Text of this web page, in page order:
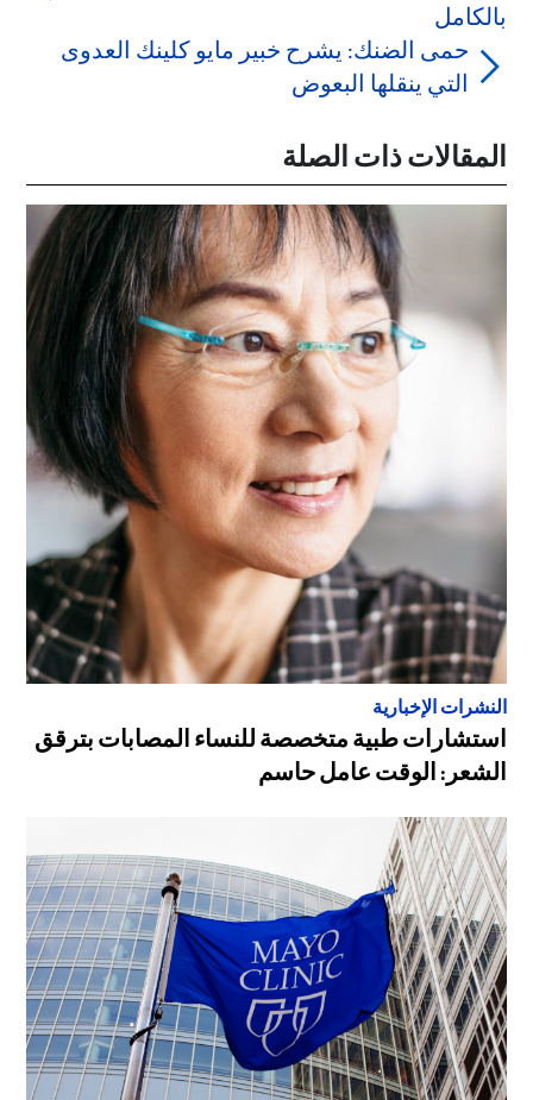
بالكامل
حمى الضنك: يشرح خبير مايو كلينك العدوى
التي ينقلها البعوض
المقالات ذات الصلة
النشرات الإخبارية
استشارات طبية متخصصة للنساء المصابات بترقق
الشعر: الوقت عامل حاسم